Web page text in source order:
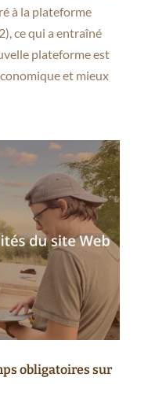
à la plateforme
ce qui a entraîné
plateforme est
et mieux
obligatoires sur